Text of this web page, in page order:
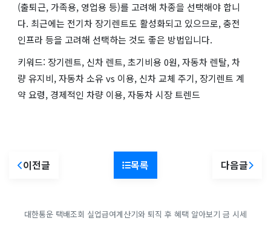
(출퇴근, 가족용, 영업용 등)를 고려해 차종을 선택해야 합니
다. 최근에는 전기차 장기렌트도 활성화되고 있으므로, 충전
인프라 등을 고려해 선택하는 것도 좋은 방법입니다.
키워드: 장기렌트, 신차 렌트, 초기비용 0원, 자동차 렌탈, 차
량 유지비, 자동차 소유 vs 이용, 신차 교체 주기, 장기렌트 계
약 요령, 경제적인 차량 이용, 자동차 시장 트렌드
이전글 목록 다음글
대한통운 택배조회 실업급여계산기와 퇴직 후 혜택 알아보기 금 시세